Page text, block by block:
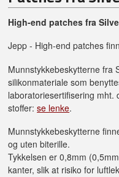
High-end patches fra
Jepp - High-end patches
Munnstykkebeskytterne fra
silikonmateriale som
laboratoriesertifisering
stoffer:se lenke.
Munnstykkebeskytterne
og uten biterille.
Tykkelsen er 0,8mm
kanter, slik at risiko for